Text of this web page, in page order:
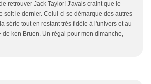
retrouver Jack Taylor! J'avais craint que le
soit le dernier. Celui-ci se démarque des autres
série tout en restant très fidèle à l'univers et au
de ken Bruen. Un régal pour mon dimanche,